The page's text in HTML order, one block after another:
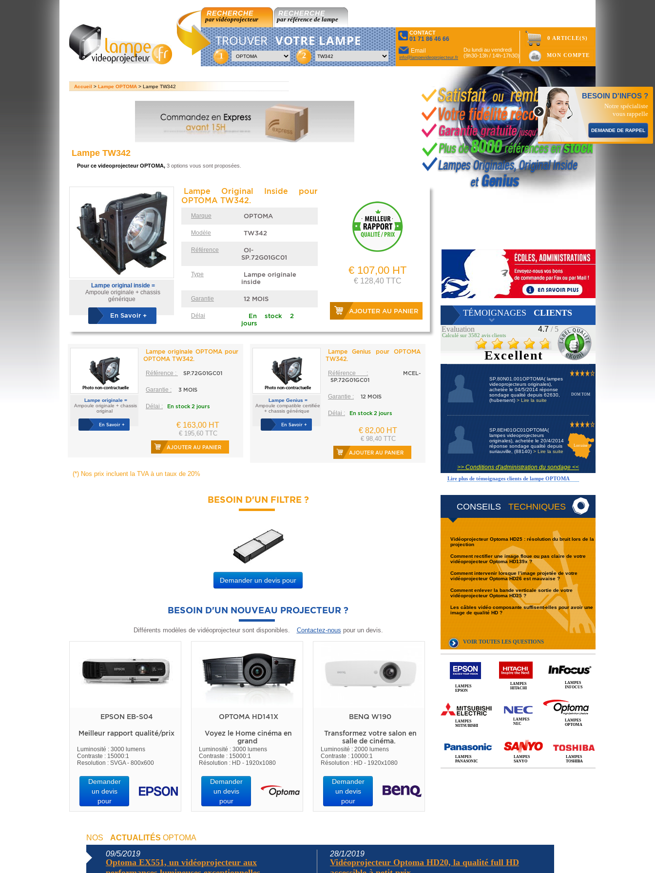
RECHERCHE
par vidéoprojecteur
RECHERCHE
par référence de lampe
TROUVER VOTRE LAMPE
1 2
CONTACT
01 71 86 46 66
Email
info@lampevideoprojecteur.fr
Du lundi au vendredi
(9h30-13h / 14h-17h30)
0 ARTICLE(S)
MON COMPTE
Accueil > Lampe OPTOMA > Lampe TW342
CONSEILS TECHNIQUES
BESOIN D'INFOS ?
Notre spécialiste
vous rappelle
DEMANDE DE RAPPEL
Vidéoprojecteur Optoma HD25 : résolution du bruit lors de la
projection
Comment rectifier une image floue ou pas claire de votre
vidéoprojecteur Optoma HD139x ?
Comment intervenir lorsque l’image projetée de votre
vidéoprojecteur Optoma HD26 est mauvaise ?
Comment enlever la bande verticale sortie de votre
vidéoprojecteur Optoma HD25 ?
Les câbles vidéo composante suffisent-elles pour avoir une
image de qualité HD ?
VOIR TOUTES LES QUESTIONS
TÉMOIGNAGES CLIENTS
Evaluation 4.7 / 5
Calculé sur 3582 avis clients
Excellent
SP.80N01.001OPTOMA( lampes
videoprojecteurs originales),
achetée le 04/5/2014 réponse
sondage qualité depuis 62630,
(hubersent) > Lire la suite
DOM TOM
SP.8EH01GC01OPTOMA(
lampes videoprojecteurs
originales), achetée le 20/4/2014
réponse sondage qualité depuis
suriauville, (88140) > Lire la suite
Lorraine
>> Conditions d'administration du sondage <<
Lire plus de témoignages clients de lampe OPTOMA
LAMPES
EPSON
LAMPES
HITACHI
LAMPES
INFOCUS
LAMPES
MITSUBISHI
LAMPES
NEC
LAMPES
OPTOMA
LAMPES
PANASONIC
LAMPES
SANYO
LAMPES
TOSHIBA
Lampe TW342
Pour ce videoprojecteur OPTOMA, 3 options vous sont proposées.
Lampe original inside =
Ampoule originale + chassis
générique
En Savoir +
Lampe Original Inside pour
OPTOMA TW342.
Marque OPTOMA
Modèle TW342
Référence
OI-
SP.72G01GC01
Type
Lampe originale
inside
Garantie 12 MOIS
Délai
En stock 2
jours
€ 107,00 HT
€ 128,40 TTC
AJOUTER AU PANIER
Lampe originale =
Ampoule originale + chassis
original
En Savoir +
Lampe originale OPTOMA pour
OPTOMA TW342.
Référence : SP.72G01GC01
Garantie : 3 MOIS
Délai : En stock 2 jours
€ 163,00 HT
€ 195,60 TTC
AJOUTER AU PANIER
Lampe Genius =
Ampoule compatible certifiée
+ chassis générique
En Savoir +
Lampe Genius pour OPTOMA
TW342.
Référence :
MCEL-
SP.72G01GC01
Garantie : 12 MOIS
Délai : En stock 2 jours
€ 82,00 HT
€ 98,40 TTC
AJOUTER AU PANIER
(*) Nos prix incluent la TVA à un taux de 20%
BESOIN D'UN FILTRE ?
Demander un devis pour
BESOIN D'UN NOUVEAU PROJECTEUR ?
Différents modèles de vidéoprojecteur sont disponibles. Contactez-nous pour un devis.
EPSON EB-S04
Meilleur rapport qualité/prix
Luminosité : 3000 lumens
Contraste : 15000:1
Resolution : SVGA - 800x600
Demander
un devis
pour
OPTOMA HD141X
Voyez le Home cinéma en
grand
Luminosité : 3000 lumens
Contraste : 15000:1
Résolution : HD - 1920x1080
Demander
un devis
pour
BENQ W190
Transformez votre salon en
salle de cinéma.
Luminosité : 2000 lumens
Contraste : 10000:1
Résolution : HD - 1920x1080
Demander
un devis
pour
NOS ACTUALITÉS OPTOMA
09/5/2019
Optoma EX551, un vidéoprojecteur aux
28/1/2019
Vidéoprojecteur Optoma HD20, la qualité full HD